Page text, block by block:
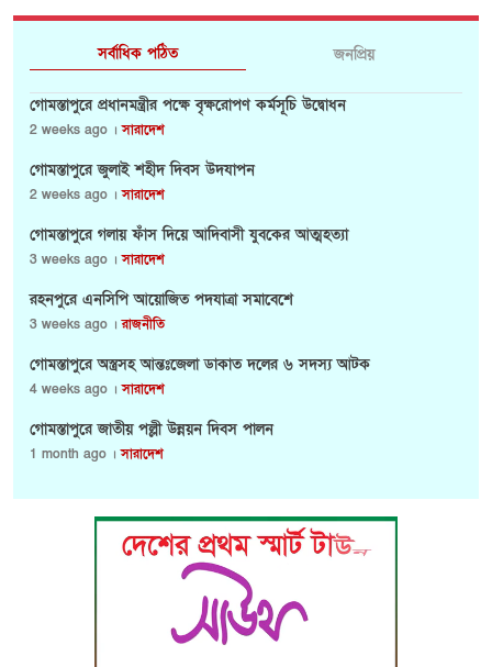
সর্বাধিক পঠিত জনপ্রিয়
গোমস্তাপুরে প্রধানমন্ত্রীর পক্ষে বৃক্ষরোপণ কর্মসূচি উদ্বোধন
2 weeks ago ।সারাদেশ
গোমস্তাপুরে জুলাই শহীদ দিবস উদযাপন
2 weeks ago ।সারাদেশ
গোমস্তাপুরে গলায় ফাঁস দিয়ে আদিবাসী যুবকের আত্মহত্যা
3 weeks ago ।সারাদেশ
রহনপুরে এনসিপি আয়োজিত পদযাত্রা সমাবেশে
3 weeks ago ।রাজনীতি
গোমস্তাপুরে অস্ত্রসহ আন্তঃজেলা ডাকাত দলের ৬ সদস্য আটক
4 weeks ago ।সারাদেশ
গোমস্তাপুরে জাতীয় পল্লী উন্নয়ন দিবস পালন
1 month ago ।সারাদেশ